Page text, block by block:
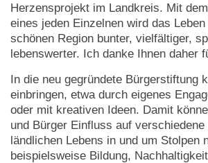
Herzensprojekt im Landkreis. Mit
eines jeden Einzelnen wird das
schönen Region bunter, vielfältiger,
lebenswerter. Ich danke Ihnen daher
In die neu gegründete Bürgerstiftung
einbringen, etwa durch eigenes
oder mit kreativen Ideen. Damit
und Bürger Einfluss auf verschiedene
ländlichen Lebens in und um Stolpen
beispielsweise Bildung,